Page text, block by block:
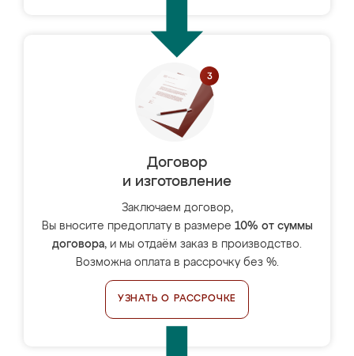
Договор
и изготовление
Заключаем договор,
Вы вносите предоплату в размере 10% от суммы
договора, и мы отдаём заказ в производство.
Возможна оплата в рассрочку без %.
УЗНАТЬ О РАССРОЧКЕ